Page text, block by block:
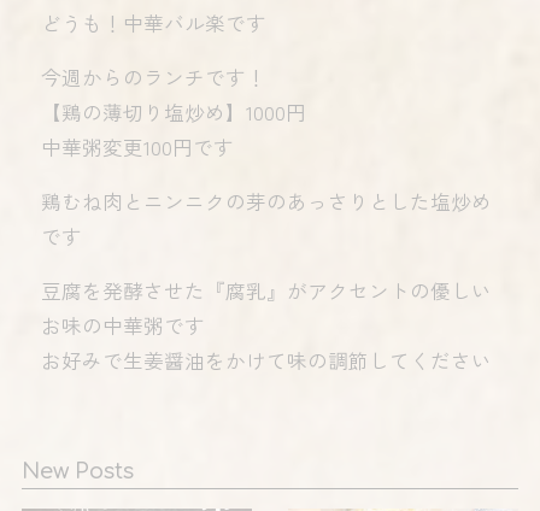
どうも！中華バル楽です
今週からのランチです！
【鶏の薄切り塩炒め】1000円
中華粥変更100円です
鶏むね肉とニンニクの芽のあっさりとした塩炒め
です
豆腐を発酵させた『腐乳』がアクセントの優しい
お味の中華粥です
お好みで生姜醤油をかけて味の調節してください️
New Posts